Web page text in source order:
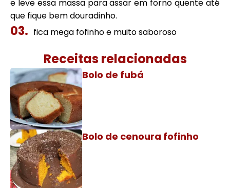
e leve essa massa para assar em forno quente até
que fique bem douradinho.
fica mega fofinho e muito saboroso
Receitas relacionadas
Bolo de fubá
Bolo de cenoura fofinho